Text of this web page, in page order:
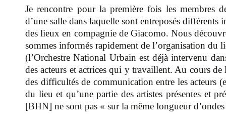
Je rencontre pour la première fois les membres
d’une salle dans laquelle sont entreposés
des lieux en compagnie de Giacomo. Nous
sommes informés rapidement de l’organisation
(l’Orchestre National Urbain est déjà intervenu
des acteurs et actrices qui y travaillent. Au cours
des difficultés de communication entre les acteurs
du lieu et qu’une partie des artistes présentes et
[BHN] ne sont pas « sur la même longueur